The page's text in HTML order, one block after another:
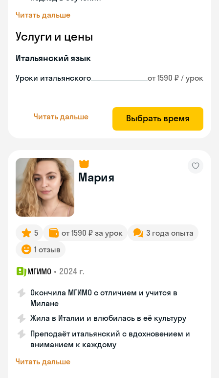
Читать дальше
Услуги и цены
Итальянский язык
Уроки итальянского от 1590 ₽ / урок
Читать дальше Выбрать время
Мария
5 от 1590 ₽ за урок
3 года опыта
1 отзыв
МГИМО • 2024 г.
Окончила МГИМО с отличием и учится в
Милане
Жила в Италии и влюбилась в её культуру
Преподаёт итальянский с вдохновением и
вниманием к каждому
Читать дальше